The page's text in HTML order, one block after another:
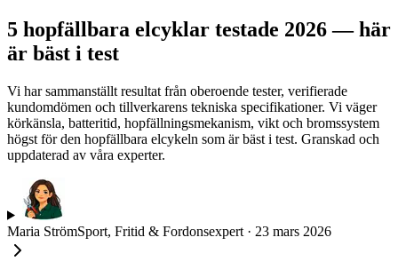
5 hopfällbara elcyklar testade 2026 — här
är bäst i test
Vi har sammanställt resultat från oberoende tester, verifierade
kundomdömen och tillverkarens tekniska specifikationer. Vi väger
körkänsla, batteritid, hopfällningsmekanism, vikt och bromssystem
högst för den hopfällbara elcykeln som är bäst i test. Granskad och
uppdaterad av våra experter.
Maria StrömSport, Fritid & Fordonsexpert · 23 mars 2026